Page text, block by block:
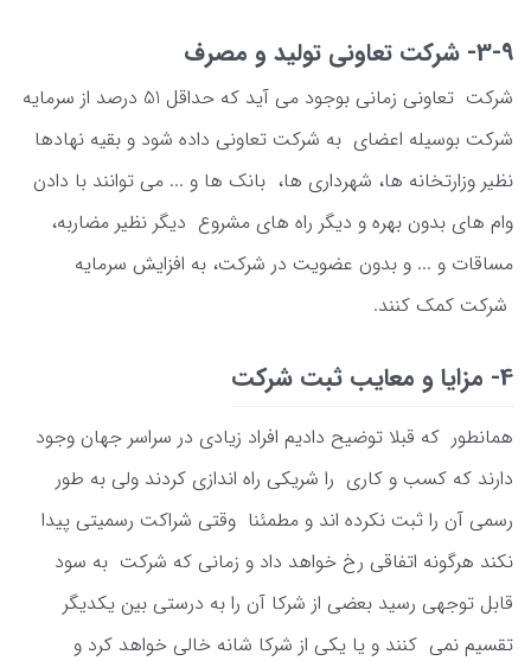
3-9- شرکت تعاونی تولید و مصرف
شرکت تعاونی زمانی بوجود می آید که حداقل 51 درصد از سرمایه
شرکت بوسیله اعضای به شرکت تعاونی داده شود و بقیه نهادها
نظیر وزارتخانه ها، شهرداری ها، بانک ها و ... می توانند با دادن
وام های بدون بهره و دیگر راه های مشروع دیگر نظیر مضاربه،
مساقات و ... و بدون عضویت در شرکت، به افزایش سرمایه
شرکت کمک کنند.
4- مزایا و معایب ثبت شرکت
همانطور که قبلا توضیح دادیم افراد زیادی در سراسر جهان وجود
دارند که کسب و کاری را شریکی راه اندازی کردند ولی به طور
رسمی آن را ثبت نکرده اند و مطمئنا وقتی شراکت رسمیتی پیدا
نکند هرگونه اتفاقی رخ خواهد داد و زمانی که شرکت به سود
قابل توجهی رسید بعضی از شرکا آن را به درستی بین یکدیگر
تقسیم نمی کنند و یا یکی از شرکا شانه خالی خواهد کرد و